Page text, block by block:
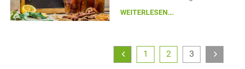
WEITERLESEN...
1 2 3